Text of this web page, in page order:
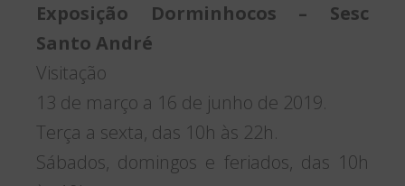
Exposição Dorminhocos – Sesc
Santo André
Visitação
13 de março a 16 de junho de 2019.
Terça a sexta, das 10h às 22h.
Sábados, domingos e feriados, das 10h